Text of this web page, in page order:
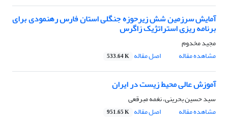
آمایش سرزمین شش زیرحوزه جنگلی استان فارس رهنمودی برای
برنامه ریزی استراتژیک زاگرس
مجید مخدوم
مشاهده مقاله
اصل مقاله 533.64 K
آموزش عالی محیط زیست در ایران
سید حسین بحرینی، نغمه مبرقعی
مشاهده مقاله
اصل مقاله 951.65 K